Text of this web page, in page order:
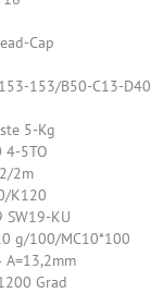
Cap
153/B50-C13-D40
5-Kg
4-5TO
2m
K120
SW19-KU
g/100/MC10*100
A=13,2mm
Grad